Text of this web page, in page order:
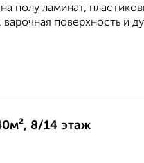
полу ламинат,
поверхность и
8/14 этаж